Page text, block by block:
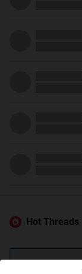
Hot Threads